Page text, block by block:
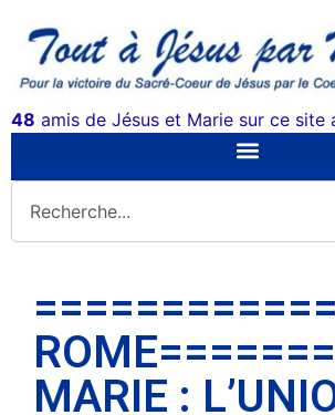
48 amis de Jésus et Marie sur ce site
MARIE :